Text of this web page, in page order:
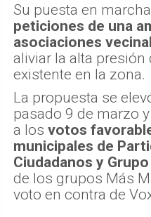
Su puesta en
peticiones de una
asociaciones
aliviar la alta
existente en la zona.
La propuesta se
pasado 9 de marzo
a los votos
municipales de
Ciudadanos y
de los grupos Más
voto en contra de